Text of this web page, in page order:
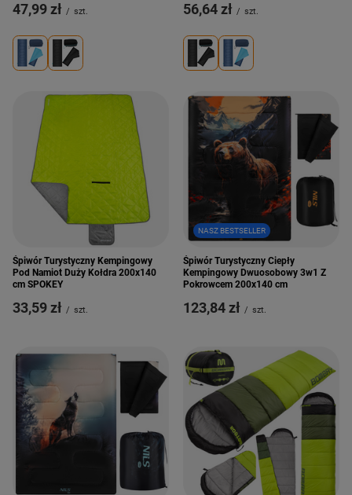
47,99 zł / szt. 56,64 zł / szt.
Śpiwór Turystyczny Kempingowy
Pod Namiot Duży Kołdra 200x140
cm SPOKEY
33,59 zł / szt.
NASZ BESTSELLER
Śpiwór Turystyczny Ciepły
Kempingowy Dwuosobowy 3w1 Z
Pokrowcem 200x140 cm
123,84 zł / szt.